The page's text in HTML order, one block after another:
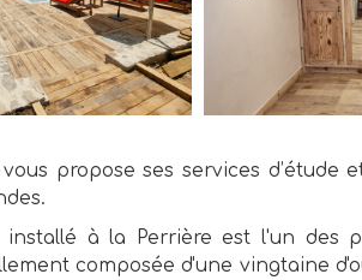
vous propose ses services
installé à la Perrière est l'un
composée d'une vingtaine